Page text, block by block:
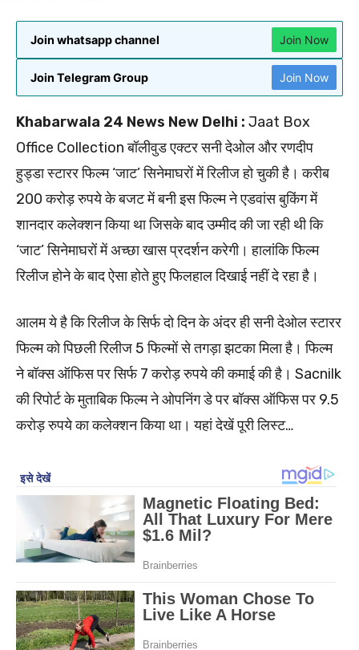
Join whatsapp channel Join Now
Join Telegram Group Join Now
Khabarwala 24 News New Delhi : Jaat Box
Office Collection बॉलीवुड एक्टर सनी देओल और रणदीप
हुड्डा स्टारर फिल्म ‘जाट’ सिनेमाघरों में रिलीज हो चुकी है। करीब
200 करोड़ रुपये के बजट में बनी इस फिल्म ने एडवांस बुकिंग में
शानदार कलेक्शन किया था जिसके बाद उम्मीद की जा रही थी कि
‘जाट’ सिनेमाघरों में अच्छा खास प्रदर्शन करेगी। हालांकि फिल्म
रिलीज होने के बाद ऐसा होते हुए फिलहाल दिखाई नहीं दे रहा है।
आलम ये है कि रिलीज के सिर्फ दो दिन के अंदर ही सनी देओल स्टारर
फिल्म को पिछली रिलीज 5 फिल्मों से तगड़ा झटका मिला है। फिल्म
ने बॉक्स ऑफिस पर सिर्फ 7 करोड़ रुपये की कमाई की है। Sacnilk
की रिपोर्ट के मुताबिक फिल्म ने ओपनिंग डे पर बॉक्स ऑफिस पर 9.5
करोड़ रुपये का कलेक्शन किया था। यहां देखें पूरी लिस्ट…